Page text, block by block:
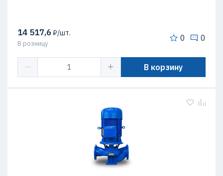
14 517,6₽/шт.
В розницу
0 0
В корзину